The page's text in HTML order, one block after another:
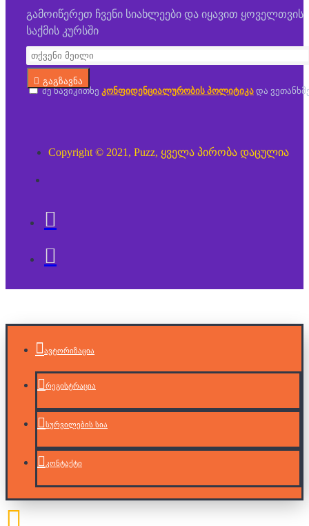
გამოიწერეთ ჩვენი სიახლეები და იყავით ყოველთვის
საქმის კურსში
გაგზავნა
მე წავიკითხე კონფიდენციალურობის პოლიტიკა და
Copyright © 2021, Puzz, ყველა პირობა დაცულია
ავტორიზაცია
რეგისტრაცია
სურვილების სია
კონტაქტი